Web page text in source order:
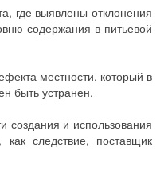
где выявлены отклонения
содержания в питьевой
местности, который в
быть устранен.
создания и использования
следствие, поставщик